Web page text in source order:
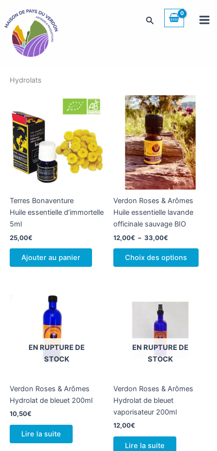
contenu
Rechercher
Hydrolats
Terres Bonaventure
Huile essentielle d’immortelle
5ml
25,00€
Ajouter au panier
Verdon Roses & Arômes
Huile essentielle lavande
officinale sauvage BIO
12,00€ – 33,00€
prix :
12,00€
Choix des options
Ce
EN RUPTURE DE
STOCK
Verdon Roses & Arômes
Hydrolat de bleuet 200ml
10,50€
Lire la suite
EN RUPTURE DE
STOCK
Verdon Roses & Arômes
Hydrolat de bleuet
vaporisateur 200ml
12,00€
Lire la suite